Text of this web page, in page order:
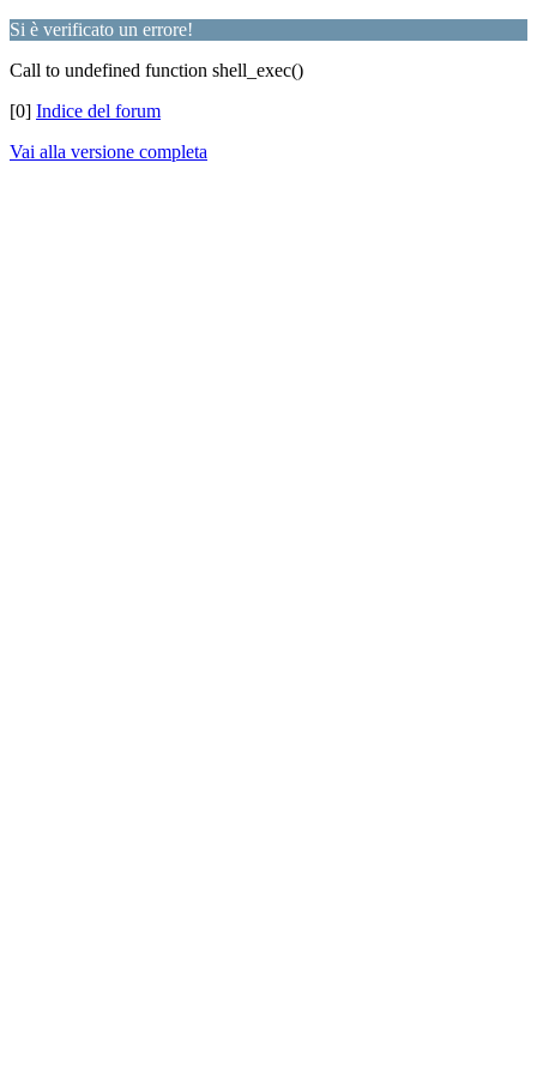
Si è verificato un errore!
Call to undefined function shell_exec()
[0] Indice del forum
Vai alla versione completa